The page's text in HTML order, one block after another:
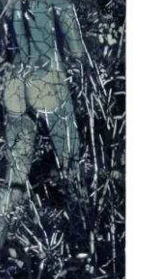
– Je me
inquiet